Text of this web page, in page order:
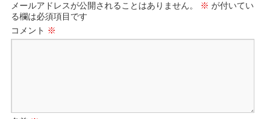
メールアドレスが公開されることはありません。 ※ が付いてい
る欄は必須項目です
コメント ※